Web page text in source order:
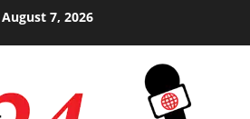
August 7, 2026